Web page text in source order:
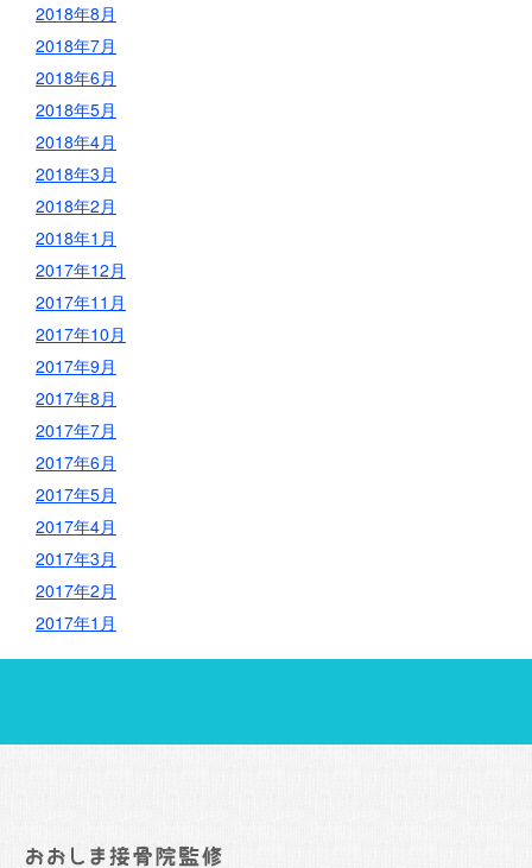
2018年8月
2018年7月
2018年6月
2018年5月
2018年4月
2018年3月
2018年2月
2018年1月
2017年12月
2017年11月
2017年10月
2017年9月
2017年8月
2017年7月
2017年6月
2017年5月
2017年4月
2017年3月
2017年2月
2017年1月